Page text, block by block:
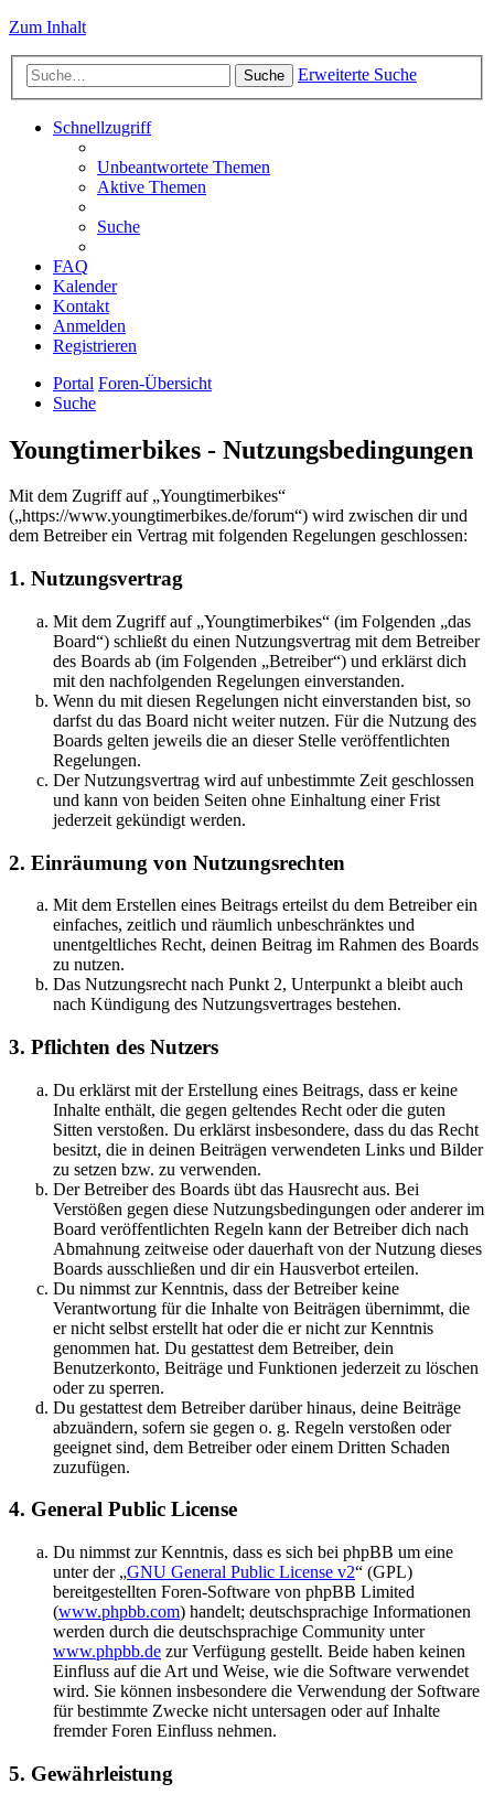
Zum Inhalt
Suche Erweiterte Suche
Schnellzugriff
Unbeantwortete Themen
Aktive Themen
Suche
FAQ
Kalender
Kontakt
Anmelden
Registrieren
Portal Foren-Übersicht
Suche
Youngtimerbikes - Nutzungsbedingungen
Mit dem Zugriff auf „Youngtimerbikes“
(„https://www.youngtimerbikes.de/forum“) wird zwischen dir und
dem Betreiber ein Vertrag mit folgenden Regelungen geschlossen:
1. Nutzungsvertrag
Mit dem Zugriff auf „Youngtimerbikes“ (im Folgenden „das
Board“) schließt du einen Nutzungsvertrag mit dem Betreiber
des Boards ab (im Folgenden „Betreiber“) und erklärst dich
mit den nachfolgenden Regelungen einverstanden.
Wenn du mit diesen Regelungen nicht einverstanden bist, so
darfst du das Board nicht weiter nutzen. Für die Nutzung des
Boards gelten jeweils die an dieser Stelle veröffentlichten
Regelungen.
Der Nutzungsvertrag wird auf unbestimmte Zeit geschlossen
und kann von beiden Seiten ohne Einhaltung einer Frist
jederzeit gekündigt werden.
2. Einräumung von Nutzungsrechten
Mit dem Erstellen eines Beitrags erteilst du dem Betreiber ein
einfaches, zeitlich und räumlich unbeschränktes und
unentgeltliches Recht, deinen Beitrag im Rahmen des Boards
zu nutzen.
Das Nutzungsrecht nach Punkt 2, Unterpunkt a bleibt auch
nach Kündigung des Nutzungsvertrages bestehen.
3. Pflichten des Nutzers
Du erklärst mit der Erstellung eines Beitrags, dass er keine
Inhalte enthält, die gegen geltendes Recht oder die guten
Sitten verstoßen. Du erklärst insbesondere, dass du das Recht
besitzt, die in deinen Beiträgen verwendeten Links und Bilder
zu setzen bzw. zu verwenden.
Der Betreiber des Boards übt das Hausrecht aus. Bei
Verstößen gegen diese Nutzungsbedingungen oder anderer im
Board veröffentlichten Regeln kann der Betreiber dich nach
Abmahnung zeitweise oder dauerhaft von der Nutzung dieses
Boards ausschließen und dir ein Hausverbot erteilen.
Du nimmst zur Kenntnis, dass der Betreiber keine
Verantwortung für die Inhalte von Beiträgen übernimmt, die
er nicht selbst erstellt hat oder die er nicht zur Kenntnis
genommen hat. Du gestattest dem Betreiber, dein
Benutzerkonto, Beiträge und Funktionen jederzeit zu löschen
oder zu sperren.
Du gestattest dem Betreiber darüber hinaus, deine Beiträge
abzuändern, sofern sie gegen o. g. Regeln verstoßen oder
geeignet sind, dem Betreiber oder einem Dritten Schaden
zuzufügen.
4. General Public License
Du nimmst zur Kenntnis, dass es sich bei phpBB um eine
unter der „GNU General Public License v2“ (GPL)
bereitgestellten Foren-Software von phpBB Limited
(www.phpbb.com) handelt; deutschsprachige Informationen
werden durch die deutschsprachige Community unter
www.phpbb.de zur Verfügung gestellt. Beide haben keinen
Einfluss auf die Art und Weise, wie die Software verwendet
wird. Sie können insbesondere die Verwendung der Software
für bestimmte Zwecke nicht untersagen oder auf Inhalte
fremder Foren Einfluss nehmen.
5. Gewährleistung